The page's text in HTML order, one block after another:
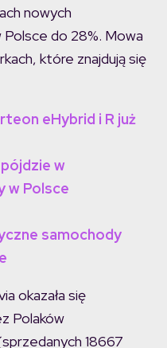
nowych
do 28%. Mowa
które znajdują się
eHybrid i R już
w
w Polsce
samochody
okazała się
Polaków
18667